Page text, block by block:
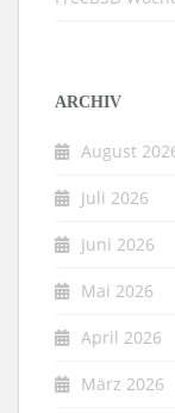
ARCHIV
August
Juli 2026
Juni 2026
Mai 2026
April 2026
März 2026